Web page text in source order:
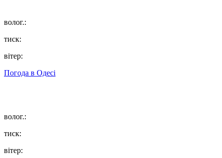
волог.:
тиск:
вітер:
Погода в Одесі
волог.:
тиск:
вітер: